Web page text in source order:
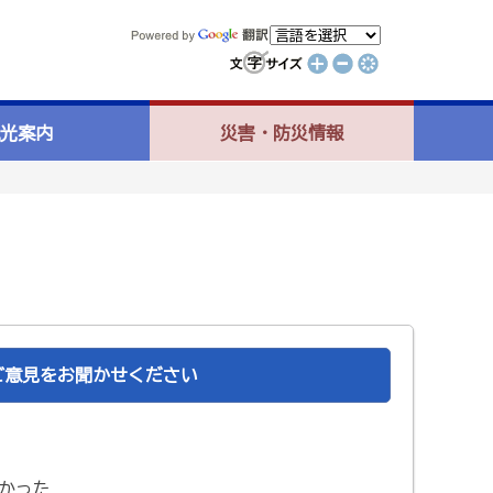
案内 災害・防災情報
見をお聞かせください
った